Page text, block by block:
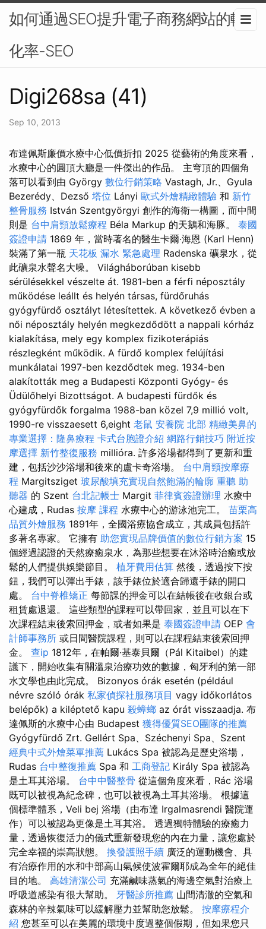
如何通過SEO提升電子商務網站的轉
化率-SEO
Digi268sa (41)
Sep 10, 2013
布達佩斯廉價水療中心低價折扣 2025 從藝術的角度來看，
水療中心的圓頂大廳是一件傑出的作品。 主穹頂的四個角
落可以看到由 György 數位行銷策略 Vastagh, Jr.、Gyula
Bezerédy、Dezső 塔位 Lányi 歐式外燴精緻體驗 和 新竹
整骨服務 István Szentgyörgyi 創作的海衛一構圖，而中間
則是 台中肩頸放鬆療程 Béla Markup 的天鵝和海豚。 泰國
簽證申請 1869 年，當時著名的醫生卡爾·海恩 (Karl Henn)
裝滿了第一瓶 天花板 漏水 緊急處理 Radenska 礦泉水，從
此礦泉水聲名大噪。 Világháborúban kisebb
sérülésekkel vészelte át. 1981-ben a férfi néposztály
működése leállt és helyén társas, fürdőruhás
gyógyfürdő osztályt létesítettek. A következő évben a
női néposztály helyén megkezdődött a nappali kórház
kialakítása, mely egy komplex fizikoterápiás
részlegként működik. A fürdő komplex felújítási
munkálatai 1997-ben kezdődtek meg. 1934-ben
alakították meg a Budapesti Központi Gyógy- és
Üdülőhelyi Bizottságot. A budapesti fürdők és
gyógyfürdők forgalma 1988-ban közel 7,9 millió volt,
1990-re visszaesett 6,eight 老鼠 安養院 北部 精緻美鼻的
專業選擇：隆鼻療程 卡式台胞證介紹 網路行銷技巧 附近按
摩選擇 新竹整復服務 millióra. 許多浴場都得到了更新和重
建，包括沙沙浴場和後來的盧卡奇浴場。 台中肩頸按摩療
程 Margitsziget 玻尿酸填充實現自然飽滿的輪廓 重聽 助
聽器 的 Szent 台北記帳士 Margit 菲律賓簽證辦理 水療中
心建成，Rudas 按摩 課程 水療中心的游泳池完工。 苗栗高
品質外燴服務 1891年，全國浴療協會成立，其成員包括許
多著名專家。 它擁有 助您實現品牌價值的數位行銷方案 15
個經過認證的天然療癒泉水，為那些想要在沐浴時治癒或放
鬆的人們提供娛樂節目。 植牙費用估算 然後，透過按下按
鈕，我們可以彈出手錶，該手錶位於適合歸還手錶的開口
處。 台中脊椎矯正 每節課的押金可以在結帳後在收銀台或
租賃處退還。 這些類型的課程可以帶回家，並且可以在下
次課程結束後索回押金，或者如果是 泰國簽證申請 OEP 會
計師事務所 或日間醫院課程，則可以在課程結束後索回押
金。 查ip 1812年，在帕爾·基泰貝爾（Pál Kitaibel）的建
議下，開始收集有關溫泉治療功效的數據，匈牙利的第一部
水文學也由此完成。 Bizonyos órák esetén (például
névre szóló órák 私家偵探社服務項目 vagy időkorlátos
belépők) a kiléptető kapu 殺蟑螂 az órát visszaadja. 布
達佩斯的水療中心由 Budapest 獲得優質SEO團隊的推薦
Gyógyfürdő Zrt. Gellért Spa、Széchenyi Spa、Szent
經典中式外燴菜單推薦 Lukács Spa 被認為是歷史浴場，
Rudas 台中整復推薦 Spa 和 工商登記 Király Spa 被認為
是土耳其浴場。 台中中醫整骨 從這個角度來看，Rác 浴場
既可以被視為紀念碑，也可以被視為土耳其浴場。 根據這
個標準體系，Veli bej 浴場（由布達 Irgalmasrendi 醫院運
作）可以被認為更像是土耳其浴。 透過獨特體驗的療癒力
量，透過恢復活力的儀式重新發現您的內在力量，讓您處於
完全幸福的崇高狀態。 換發護照手續 廣泛的運動機會、具
有治療作用的水和中部高山氣候使波霍爾耶成為全年的絕佳
目的地。 高雄清潔公司 充滿鹹味蒸氣的海邊空氣對治療上
呼吸道感染有很大幫助。 牙醫診所推薦 山間清澈的空氣和
森林的辛辣氣味可以緩解壓力並幫助您放鬆。 按摩療程介
紹 您甚至可以在美麗的環境中度過整個假期，但如果您只